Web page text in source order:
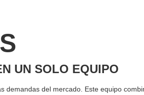
UN SOLO EQUIPO
del mercado. Este equipo